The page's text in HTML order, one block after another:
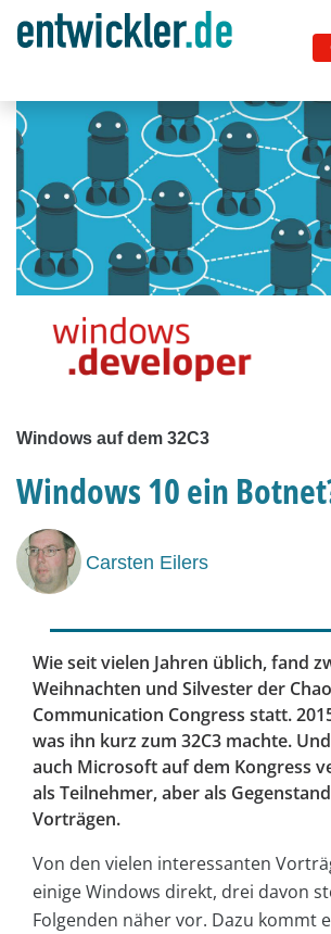
Windows auf dem 32C3
Windows 10 ein
Carsten Eilers
Wie seit vielen Jahren üblich, fand
Weihnachten und Silvester der
Communication Congress statt.
was ihn kurz zum 32C3 machte.
auch Microsoft auf dem Kongress
als Teilnehmer, aber als
Vorträgen.
Von den vielen interessanten
einige Windows direkt, drei davon
Folgenden näher vor. Dazu kommt